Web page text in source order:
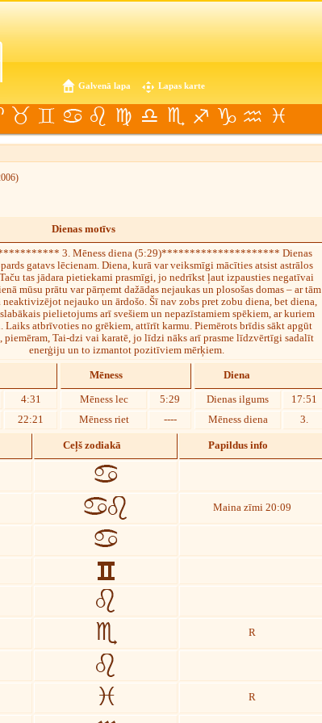
Galvenā lapa Lapas karte
Dienas motīvs
3. Mēness diena (5:29)********************* Dienas
gatavs lēcienam. Diena, kurā var veiksmīgi mācīties atsist astrālos
tas jādara pietiekami prasmīgi, jo nedrīkst ļaut izpausties negatīvai
mūsu prātu var pārņemt dažādas nejaukas un plosošas domas – ar tām
nejauko un ārdošo. Šī nav zobs pret zobu diena, bet diena,
pielietojums arī svešiem un nepazīstamiem spēkiem, ar kuriem
Laiks atbrīvoties no grēkiem, attīrīt karmu. Piemērots brīdis sākt apgūt
piemēram, Tai-dzi vai karatē, jo līdzi nāks arī prasme līdzvērtīgi sadalīt
enerģiju un to izmantot pozitīviem mērķiem.
4:31
22:21
Mēness
Mēness lec
5:29
Mēness riet
----
Diena
Dienas ilgums
17:51
Mēness diena
3.
Ceļš zodiakā Papildus info
Maina zīmi 20:09
R
R